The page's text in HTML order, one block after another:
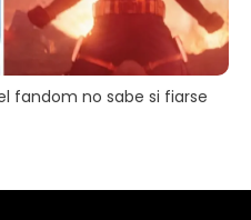
fandom no sabe si fiarse